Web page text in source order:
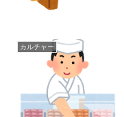
カルチャー